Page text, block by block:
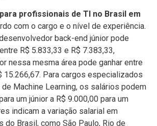
profissionais de TI no Brasil em
com o cargo e o nível de experiência.
back-end júnior pode
R$ 5.833,33 e R$ 7.383,33,
nessa mesma área pode ganhar entre
15.266,67. Para cargos especializados
Machine Learning, os salários podem
um júnior a R$ 9.000,00 para um
indicam a variação salarial em
Brasil, como São Paulo, Rio de